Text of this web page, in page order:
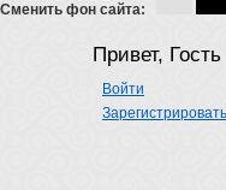
Сменить фон сайта:
Привет, Гость
Войти